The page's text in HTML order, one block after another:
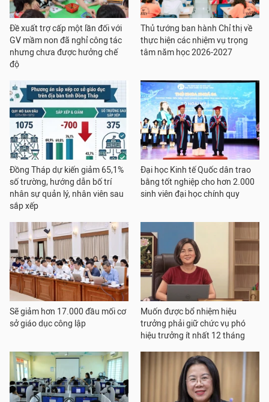
Đề xuất trợ cấp một lần đối với
GV mầm non đã nghỉ công tác
nhưng chưa được hưởng chế
độ
Thủ tướng ban hành Chỉ thị về
thực hiện các nhiệm vụ trọng
tâm năm học 2026-2027
Đồng Tháp dự kiến giảm 65,1%
số trường, hướng dẫn bố trí
nhân sự quản lý, nhân viên sau
sắp xếp
Đại học Kinh tế Quốc dân trao
bằng tốt nghiệp cho hơn 2.000
sinh viên đại học chính quy
Sẽ giảm hơn 17.000 đầu mối cơ
sở giáo dục công lập
Muốn được bổ nhiệm hiệu
trưởng phải giữ chức vụ phó
hiệu trưởng ít nhất 12 tháng